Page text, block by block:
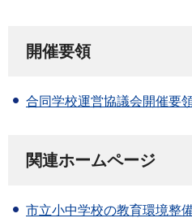
開催要領
合同学校運営協議会開催要
関連ホームページ
市立小中学校の教育環境整